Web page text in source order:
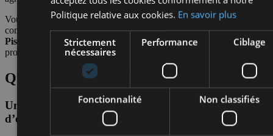
Vous souhaitez installer une piscine chauffée ou réduire la
consommation énergétique de votre bassin ?Prenez rendez-voussur
Piscine.be
et bénéficiez d’un accompagnement sur mesure pour un
projet performant et durable.
Questions fréquentes
Une piscine chauffée consomme-t-elle beaucoup
d’électricité ?
Politique relative aux cookies. En savoir plus
Strictement
nécessaires
Performance Ciblage
Fonctionnalité Non classifiés